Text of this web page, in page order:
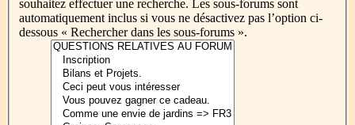
souhaitez effectuer une recherche. Les sous-forums sont
automatiquement inclus si vous ne désactivez pas l’option ci-
dessous « Rechercher dans les sous-forums ».